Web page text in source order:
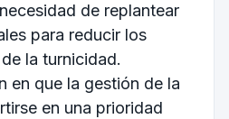
de replantear
para reducir los
la turnicidad.
en que la gestión de la
en una prioridad